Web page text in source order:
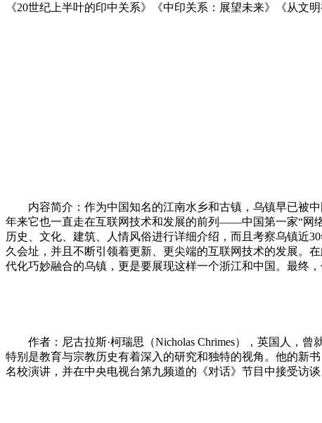
《20世纪上半叶的印中关系》《中印关系：展望未来》《从文
内容简介：作为中国知名的江南水乡和古镇，乌镇早已被
年来它也一直走在互联网技术和发展的前列——中国第一家“网
历史、文化、建筑、人情风俗进行详细介绍，而且考察乌镇近
久会址，并且不断引领着更新、更尖端的互联网技术的发展。
代化巧妙融合的乌镇，更是要展现这样一个浙江和中国。最终
作者：尼古拉斯·柯瑞思（Nicholas Chrimes），英国人，
特别是教育与宗教历史有着深入的研究和独特的视角。他的新
名校演讲，并在中央电视台第九频道的《对话》节目中接受访谈